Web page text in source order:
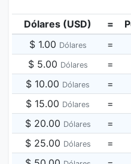
Dólares (USD) =
$ 1.00 Dólares =
$ 5.00 Dólares =
$ 10.00 Dólares =
$ 15.00 Dólares =
$ 20.00 Dólares =
$ 25.00 Dólares =